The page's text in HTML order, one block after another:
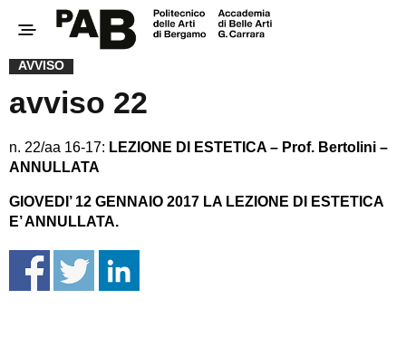
AVVISO
avviso 22
n. 22/aa 16-17: LEZIONE DI ESTETICA – Prof. Bertolini –
ANNULLATA
GIOVEDI’ 12 GENNAIO 2017 LA LEZIONE DI ESTETICA
E’ ANNULLATA.